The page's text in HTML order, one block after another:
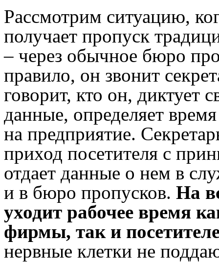
Рассмотрим ситуацию,
получает пропуск
– через обычное бюро
правило, он звонит
говорит, кто он, диктует
данные, определяет
на предприятие.
приход посетителя с
отдает данные о нем в
и в бюро пропусков. На
уходит рабочее время
фирмы, так и
нервные клетки не